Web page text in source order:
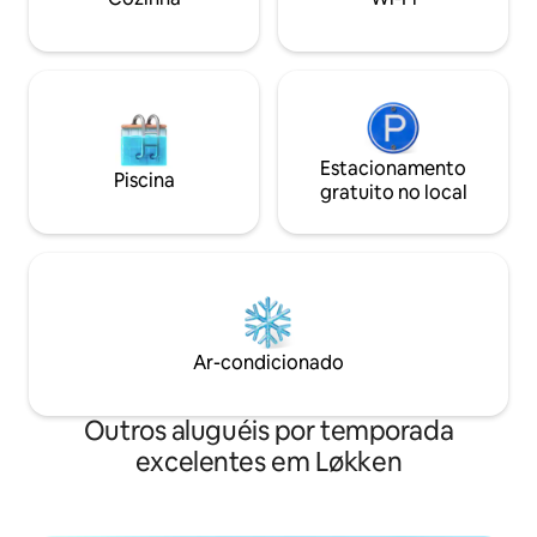
crianças. Cachorros pequenos e
Fi gratuito / cromoecast.
Piscina
Estacionamento
gratuito no local
Ar-condicionado
Outros aluguéis por temporada
excelentes em Løkken